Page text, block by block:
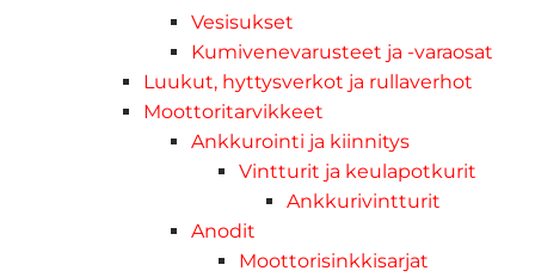
Vesisukset
Kumivenevarusteet ja -varaosat
Luukut, hyttysverkot ja rullaverhot
Moottoritarvikkeet
Ankkurointi ja kiinnitys
Vintturit ja keulapotkurit
Ankkurivintturit
Anodit
Moottorisinkkisarjat